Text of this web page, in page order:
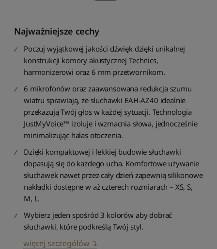
0%
Najważniejsze cechy
Poczuj wyjątkowej jakości dźwięk dzięki unikalnej
konstrukcji komory akustycznej Technics,
harmonizerowi oraz 6 mm przetwornikom.
6 mikrofonów oraz zaawansowana redukcja szumu
wiatru sprawiają, że słuchawki EAH-AZ40 idealnie
przekazują Twój głos w każdej sytuacji. Technologia
JustMyVoice™ izoluje i wzmacnia słowa, jednocześnie
minimalizując hałas otoczenia.
Dzięki kompaktowej i lekkiej budowie słuchawki
dopasują się do każdego ucha. Komfortowe używanie
słuchawek nawet przez cały dzień zapewnią silikonowe
nakładki dostępne w aż czterech rozmiarach – XS, S,
M, L.
Wybierz jeden spośród 3 kolorów aby dobrać
słuchawki, które podkreślą Twój styl.
więcej szczegółów ↴